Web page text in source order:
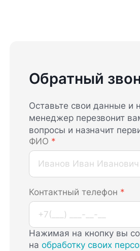
Обратный
Оставьте свои данные и
менеджер перезвонит
вопросы и назначит
ФИО *
Контактный телефон *
Нажимая на кнопку вы
наобработку своих